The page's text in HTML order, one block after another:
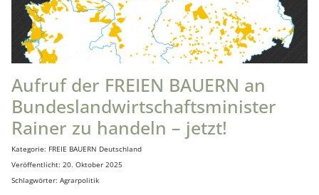
Aufruf der FREIEN BAUERN an
Bundeslandwirtschaftsminister
Rainer zu handeln – jetzt!
Details
Kategorie: FREIE BAUERN Deutschland
Veröffentlicht: 20. Oktober 2025
Schlagwörter: Agrarpolitik